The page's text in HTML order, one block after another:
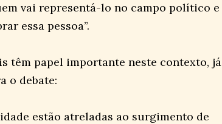
vai representá-lo no campo político e
essa pessoa”.
têm papel importante neste contexto, já
o debate:
estão atreladas ao surgimento de